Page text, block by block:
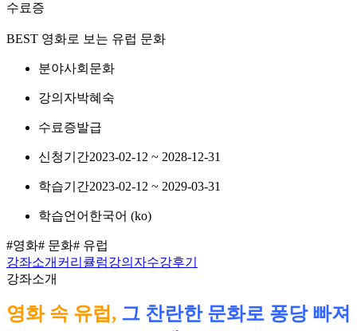
수료증
BEST 영화로 보는 유럽 문화
분야사회문화
강의자박혜숙
수료증발급
신청기간2023-02-12 ~ 2028-12-31
학습기간2023-02-12 ~ 2029-03-31
학습언어 한국어 ‎(ko)‎
#영화# 문화# 유럽
강좌소개 커리큘럼강의자수강후기
강좌소개
영화 속 유럽, 그 찬란한 문화로 퐁당 빠져